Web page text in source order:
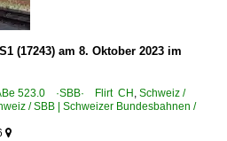
(17243) am 8. Oktober 2023 im
523.0 ·SBB· Flirt CH , Schweiz /
/ SBB | Schweizer Bundesbahnen /
